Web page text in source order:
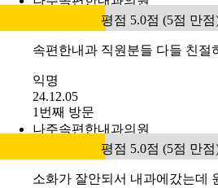
평점 5.0점 (5점 만점
속편한내과 직원분들 다들 친절
익명
24.12.05
1번째 방문
나주속편한내과의원
평점 5.0점 (5점 만점
소화가 잘안되서 내과에갔는데